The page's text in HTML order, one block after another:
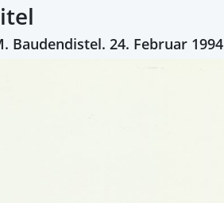
Baudendistel. 24. Februar 1994